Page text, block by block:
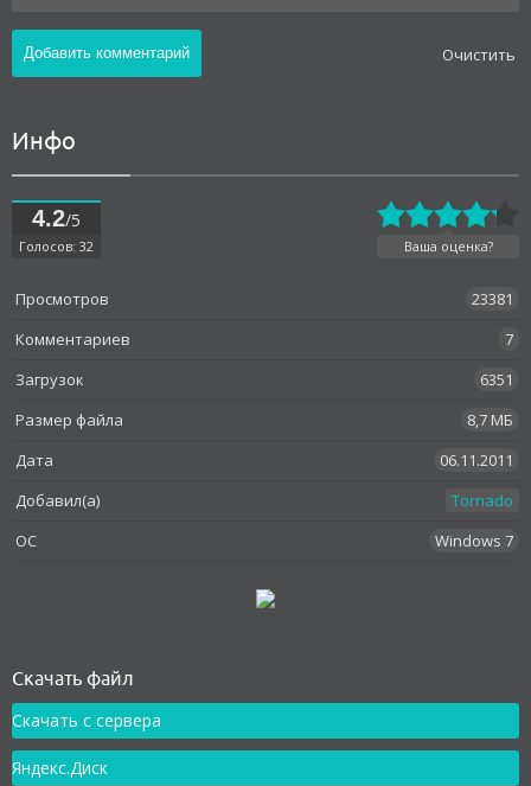
Oчистить
Инфо
4.2/5
Голосов: 32 Ваша оценка?
Просмотров
23381
Комментариев
7
Загрузок
6351
Размер файла
8,7 МБ
Дата
06.11.2011
Добавил(а)
Tornado
OC
Windows 7
Как установить
Скачать файл
Скачать с сервера
Яндекс.Диск